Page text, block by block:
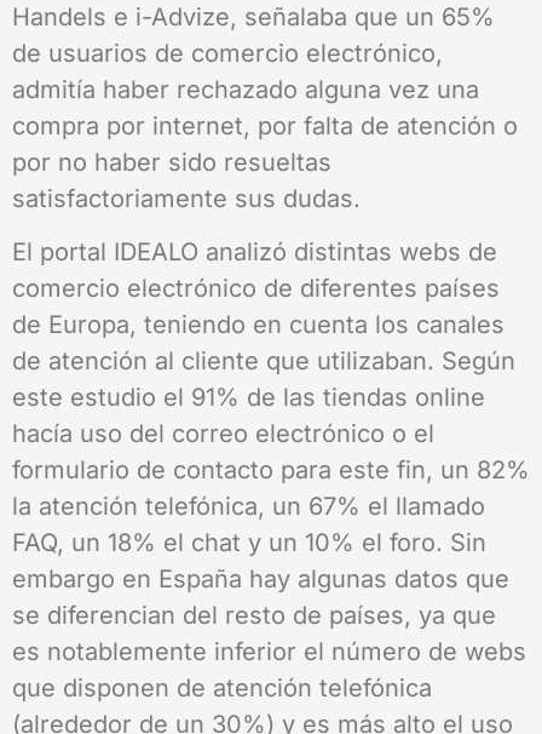
Handels e i-Advize, señalaba que un 65%
de usuarios de comercio electrónico,
admitía haber rechazado alguna vez una
compra por internet, por falta de atención o
por no haber sido resueltas
satisfactoriamente sus dudas.
El portal IDEALO analizó distintas webs de
comercio electrónico de diferentes países
de Europa, teniendo en cuenta los canales
de atención al cliente que utilizaban. Según
este estudio el 91% de las tiendas online
hacía uso del correo electrónico o el
formulario de contacto para este fin, un 82%
la atención telefónica, un 67% el llamado
FAQ, un 18% el chat y un 10% el foro. Sin
embargo en España hay algunas datos que
se diferencian del resto de países, ya que
es notablemente inferior el número de webs
que disponen de atención telefónica
(alrededor de un 30%) y es más alto el uso